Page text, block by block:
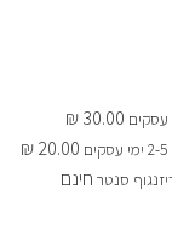
30.00 ₪
20.00 ₪
חינם